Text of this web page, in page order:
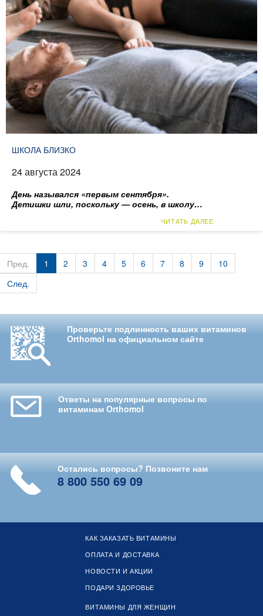
ШКОЛА БЛИЗКО
24 августа 2024
День назывался «первым сентября».
Детишки шли, поскольку — осень, в школу…
ЧИТАТЬ ДАЛЕЕ
Пред. 1 2 3 4 5 6 7 8 9
10
След.
Проверьте подлинность ваших витаминов
Orthomol на официальном сайте
Ответы на популярные вопросы по
витаминам Orthomol
Остались вопросы? Позвоните нам
8 800 550 69 09
КАК ЗАКАЗАТЬ ВИТАМИНЫ
ОПЛАТА И ДОСТАВКА
НОВОСТИ И АКЦИИ
ПОДАРИ ЗДОРОВЬЕ
ВИТАМИНЫ ДЛЯ ЖЕНЩИН